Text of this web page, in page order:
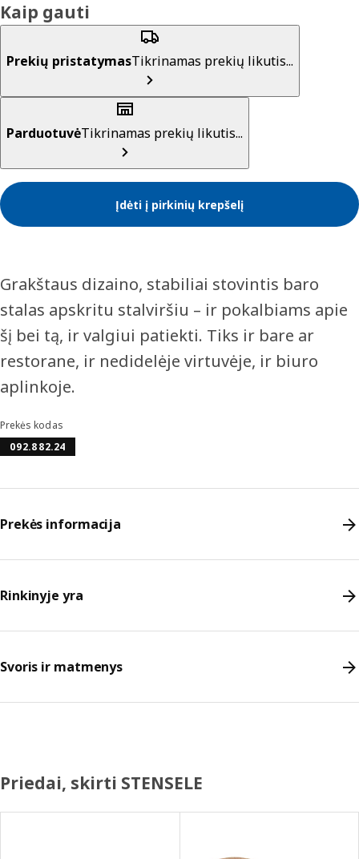
Kaip gauti
Prekių pristatymasTikrinamas prekių likutis...
ParduotuvėTikrinamas prekių likutis...
Įdėti į pirkinių krepšelį
Grakštaus dizaino, stabiliai stovintis baro
stalas apskritu stalviršiu – ir pokalbiams apie
šį bei tą, ir valgiui patiekti. Tiks ir bare ar
restorane, ir nedidelėje virtuvėje, ir biuro
aplinkoje.
Prekės kodas
092.882.24
Prekės informacija
Rinkinyje yra
Svoris ir matmenys
Priedai, skirti STENSELE